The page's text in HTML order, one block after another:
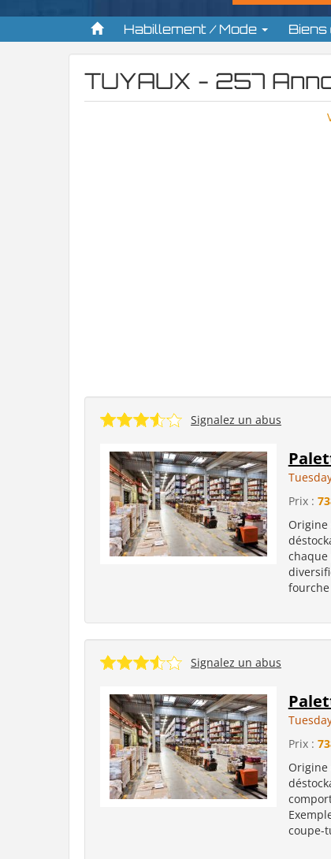
Habillement / Mode Biens
TUYAUX - 257
Signalez un abus
Prix :
Origine
Signalez un abus
Prix :
Origine
coupe-